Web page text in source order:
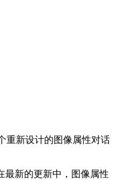
重新设计的图像属性对话
最新的更新中，图像属性